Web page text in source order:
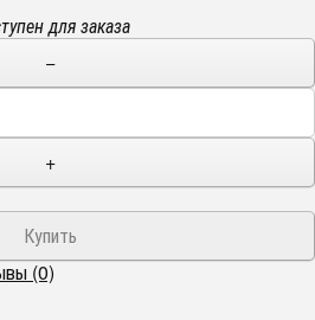
для заказа
−
+
(0)